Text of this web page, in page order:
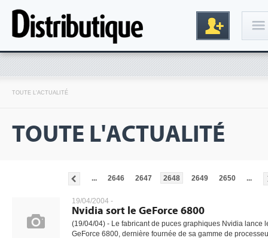
TOUTE L'ACTUALITÉ
TOUTE L'ACTUALITÉ
... 2646 2647 2648 2649 2650 ...
19/04/2004 -
Nvidia sort le GeForce 6800
(19/04/04) - Le fabricant de puces graphiques Nvidia lance
GeForce 6800, dernière fournée de sa gamme de